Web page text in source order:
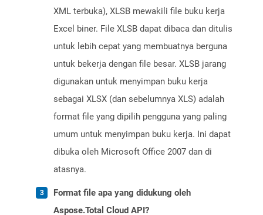
XML terbuka), XLSB mewakili file buku kerja
Excel biner. File XLSB dapat dibaca dan ditulis
untuk lebih cepat yang membuatnya berguna
untuk bekerja dengan file besar. XLSB jarang
digunakan untuk menyimpan buku kerja
sebagai XLSX (dan sebelumnya XLS) adalah
format file yang dipilih pengguna yang paling
umum untuk menyimpan buku kerja. Ini dapat
dibuka oleh Microsoft Office 2007 dan di
atasnya.
Format file apa yang didukung oleh
Aspose.Total Cloud API?